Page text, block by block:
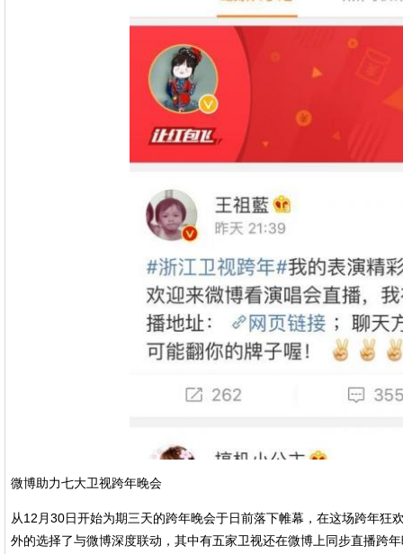
微博助力七大卫视跨年晚会
从12月30日开始为期三天的跨年晚会于日前落下帷幕，在这场跨年
外的选择了与微博深度联动，其中有五家卫视还在微博上同步直播跨